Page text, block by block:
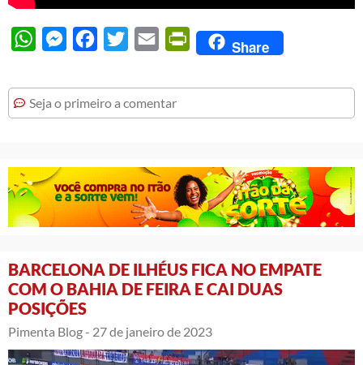
WhatsAppMessengerFacebook
Twitter Email PrintFriendly
Share
Seja o primeiro a comentar
BARCELONA DE ILHÉUS FICA NO EMPATE
COM O BAHIA DE FEIRA E CAI DUAS
POSIÇÕES
Pimenta Blog - 27 de janeiro de 2023